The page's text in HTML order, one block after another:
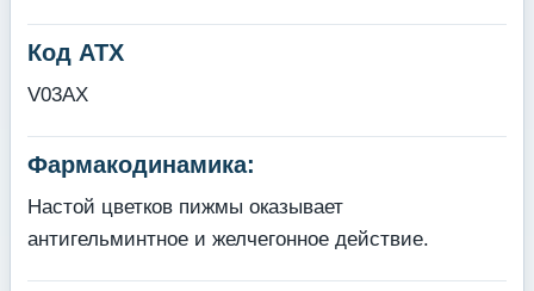
Код АТХ
V03AX
Фармакодинамика:
Настой цветков пижмы оказывает
антигельминтное и желчегонное действие.